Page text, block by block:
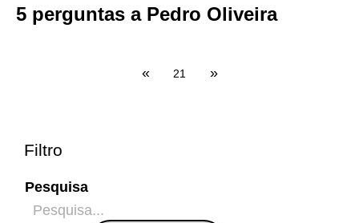
5 perguntas a Pedro Oliveira
« 21 »
Filtro
Pesquisa